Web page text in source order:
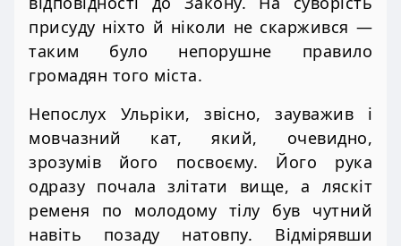
присуду ніхто й ніколи не скаржився —
таким було непорушне правило
громадян того міста.
Непослух Ульріки, звісно, зауважив і
мовчазний кат, який, очевидно,
зрозумів його посвоєму. Його рука
одразу почала злітати вище, а ляскіт
ременя по молодому тілу був чутний
навіть позаду натовпу. Відмірявши